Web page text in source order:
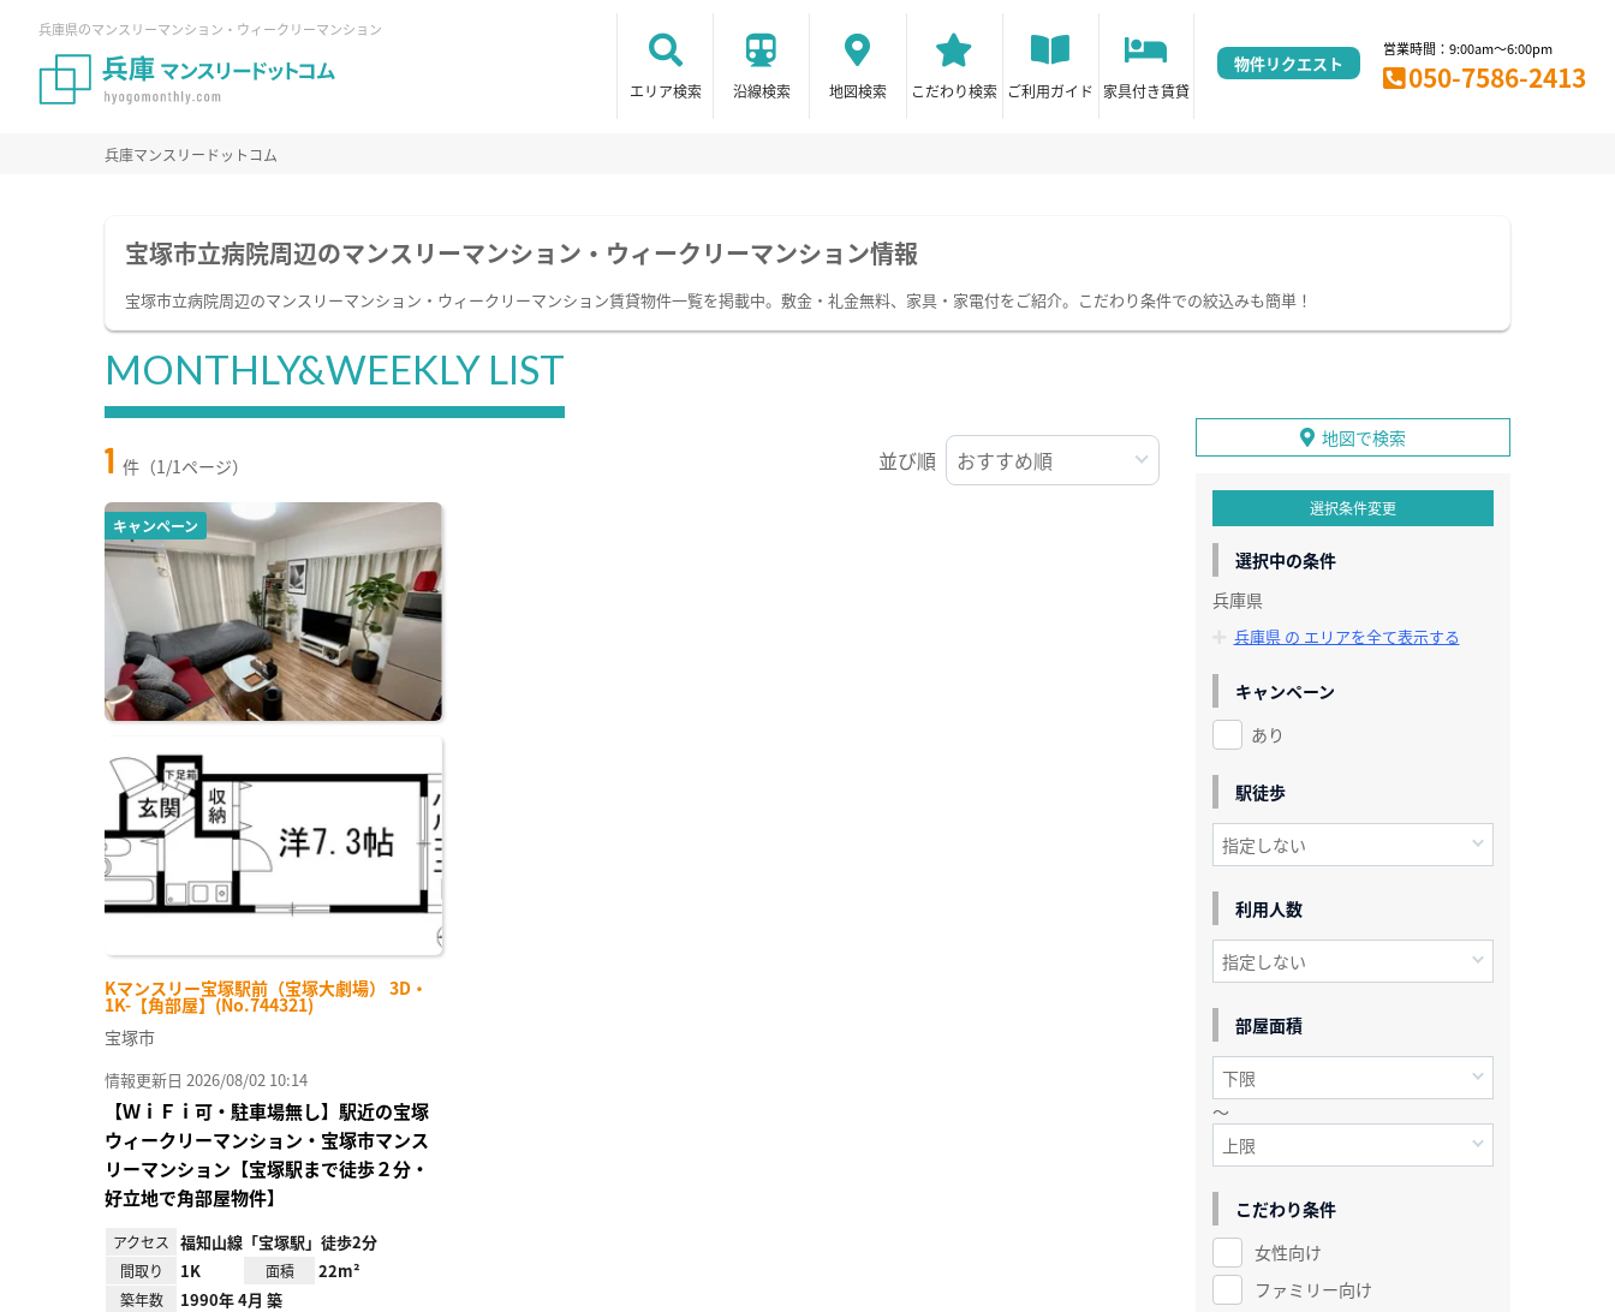
兵庫県のマンスリーマンション・ウィークリーマンション
エリア検索 沿線検索 地図検索 こだわり検索 ご利用ガイド 家具付き賃貸
物件リクエスト
営業時間：9:00am～6:00pm
050-7586-2413
兵庫マンスリードットコム
宝塚市立病院周辺のマンスリーマンション・ウィークリーマンション情報
宝塚市立病院周辺のマンスリーマンション・ウィークリーマンション賃貸物件一覧を掲載中。敷金・礼金無料、家具・家電付をご紹介。こだわり条件での絞込みも簡単！
MONTHLY&WEEKLY LIST
1 件（1/1ページ） 並び順
キャンペーン
Kマンスリー宝塚駅前（宝塚大劇場） 3D・
1K-【角部屋】(No.744321)
宝塚市
情報更新日 2026/08/02 10:14
【ＷｉＦｉ可・駐車場無し】駅近の宝塚
ウィークリーマンション・宝塚市マンス
リーマンション【宝塚駅まで徒歩２分・
好立地で角部屋物件】
アクセス 福知山線「宝塚駅」徒歩2分
間取り 1K 面積 22m²
築年数 1990年 4月 築
地図で検索
選択条件変更
選択中の条件
兵庫県
兵庫県 の エリアを全て表示する
キャンペーン
あり
駅徒歩
利用人数
部屋面積
～
こだわり条件
女性向け
ファミリー向け